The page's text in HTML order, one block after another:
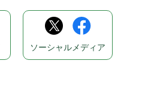
ソーシャルメディア